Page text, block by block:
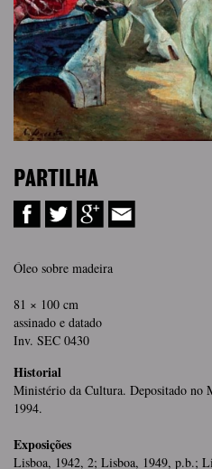
PARTILHA
Óleo sobre madeira
81 × 100 cm
assinado e datado
Inv. SEC 0430
Historial
Ministério da Cultura. Depositado no
1994.
Exposições
Lisboa, 1942, 2; Lisboa, 1949, p.b.;